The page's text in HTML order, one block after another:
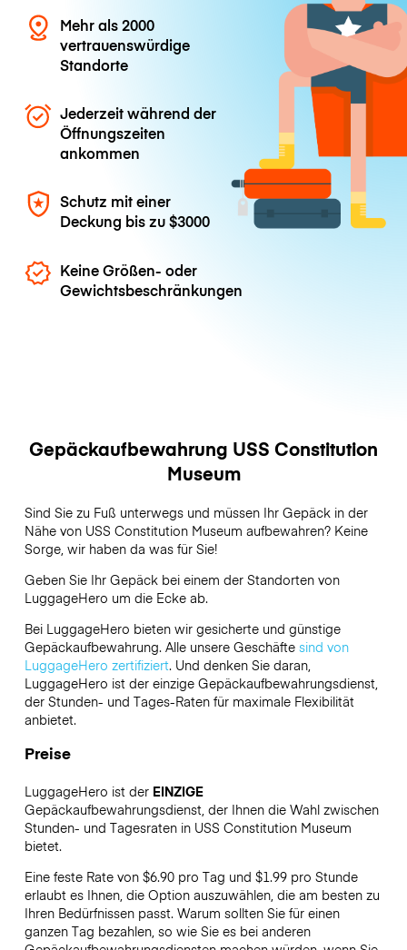
Mehr als 2000
vertrauenswürdige
Standorte
Jederzeit während der
Öffnungszeiten
ankommen
Schutz mit einer
Deckung bis zu$3000
Keine Größen- oder
Gewichtsbeschränkungen
Gepäckaufbewahrung USS Constitution
Museum
Sind Sie zu Fuß unterwegs und müssen Ihr Gepäck in der
Nähe von USS Constitution Museum aufbewahren? Keine
Sorge, wir haben da was für Sie!
Geben Sie Ihr Gepäck bei einem der Standorten von
LuggageHero um die Ecke ab.
Bei LuggageHero bieten wir gesicherte und günstige
Gepäckaufbewahrung. Alle unsere Geschäfte sind von
LuggageHero zertifiziert. Und denken Sie daran,
LuggageHero ist der einzige Gepäckaufbewahrungsdienst,
der Stunden- und Tages-Raten für maximale Flexibilität
anbietet.
Preise
LuggageHero ist der EINZIGE
Gepäckaufbewahrungsdienst, der Ihnen die Wahl zwischen
Stunden- und Tagesraten in USS Constitution Museum
bietet.
Eine feste Rate von $6.90 pro Tag und $1.99 pro Stunde
erlaubt es Ihnen, die Option auszuwählen, die am besten zu
Ihren Bedürfnissen passt. Warum sollten Sie für einen
ganzen Tag bezahlen, so wie Sie es bei anderen